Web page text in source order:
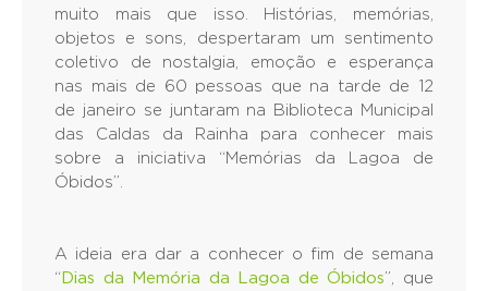
muito mais que isso. Histórias, memórias,
objetos e sons, despertaram um sentimento
coletivo de nostalgia, emoção e esperança
nas mais de 60 pessoas que na tarde de 12
de janeiro se juntaram na Biblioteca Municipal
das Caldas da Rainha para conhecer mais
sobre a iniciativa “Memórias da Lagoa de
Óbidos”.
A ideia era dar a conhecer o fim de semana
“ Dias da Memória da Lagoa de Óbidos”, que